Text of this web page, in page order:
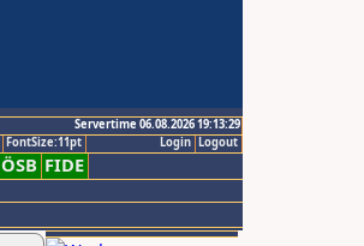
Servertime 06.08.2026 19:13:29
Logout
Login
FontSize:11pt
ÖSB FIDE